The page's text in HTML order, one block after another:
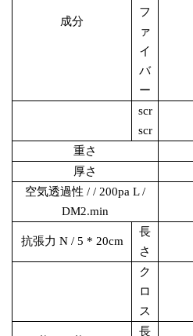
成分
フ
ァ
イ
バ
ー
scr
scr
重さ
厚さ
空気透過性 / / 200pa L /
DM2.min
抗張力 N / 5 * 20cm
長
さ
ク
ロ
ス
長